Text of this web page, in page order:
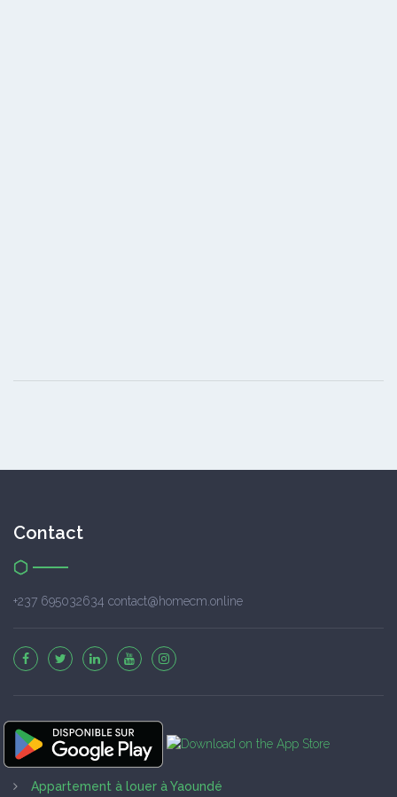
Contact
+237 695032634 contact@homecm.online
Appartement à louer à Yaoundé